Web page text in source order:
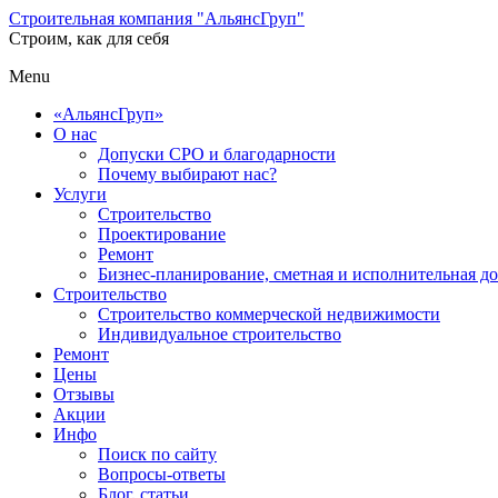
Строительная компания "АльянсГруп"
Строим, как для себя
Menu
«АльянсГруп»
О нас
Допуски СРО и благодарности
Почему выбирают нас?
Услуги
Строительство
Проектирование
Ремонт
Бизнес-планирование, сметная и исполнительная
Строительство
Строительство коммерческой недвижимости
Индивидуальное строительство
Ремонт
Цены
Отзывы
Акции
Инфо
Поиск по сайту
Вопросы-ответы
Блог, статьи